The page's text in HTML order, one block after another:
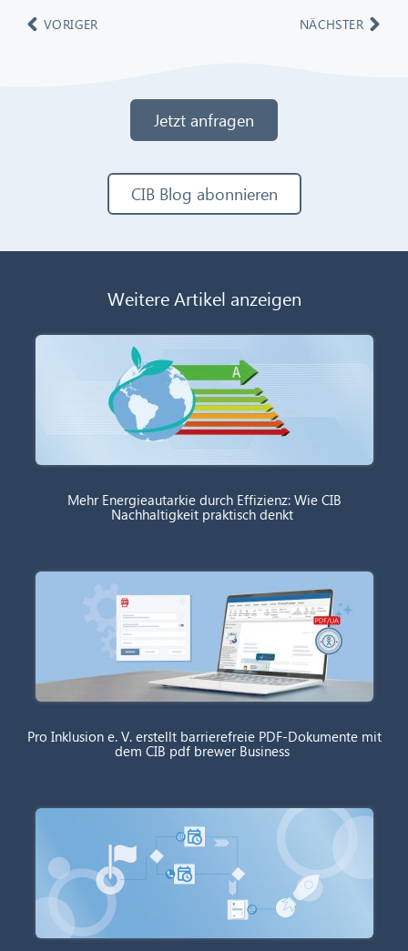
VORIGER NÄCHSTER
Jetzt anfragen
CIB Blog abonnieren
Weitere Artikel anzeigen
Mehr Energieautarkie durch Effizienz: Wie CIB
Nachhaltigkeit praktisch denkt
Pro Inklusion e. V. erstellt barrierefreie PDF-Dokumente mit
dem CIB pdf brewer Business